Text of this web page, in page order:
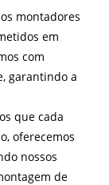
montadores
em
com
garantindo a
que cada
oferecemos
nossos
de